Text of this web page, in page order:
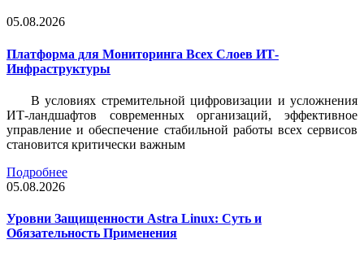
05.08.2026
Платформа для Мониторинга Всех Слоев ИТ-
Инфраструктуры
В условиях стремительной цифровизации и усложнения
ИТ-ландшафтов современных организаций, эффективное
управление и обеспечение стабильной работы всех сервисов
становится критически важным
Подробнее
05.08.2026
Уровни Защищенности Astra Linux: Суть и
Обязательность Применения